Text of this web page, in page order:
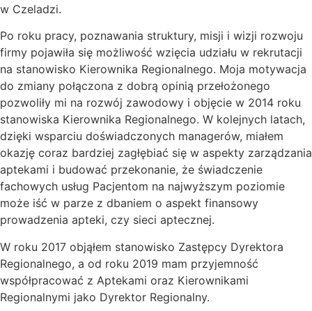
w Czeladzi.
Po roku pracy, poznawania struktury, misji i wizji rozwoju
firmy pojawiła się możliwość wzięcia udziału w rekrutacji
na stanowisko Kierownika Regionalnego. Moja motywacja
do zmiany połączona z dobrą opinią przełożonego
pozwoliły mi na rozwój zawodowy i objęcie w 2014 roku
stanowiska Kierownika Regionalnego. W kolejnych latach,
dzięki wsparciu doświadczonych managerów, miałem
okazję coraz bardziej zagłębiać się w aspekty zarządzania
aptekami i budować przekonanie, że świadczenie
fachowych usług Pacjentom na najwyższym poziomie
może iść w parze z dbaniem o aspekt finansowy
prowadzenia apteki, czy sieci aptecznej.
W roku 2017 objąłem stanowisko Zastępcy Dyrektora
Regionalnego, a od roku 2019 mam przyjemność
współpracować z Aptekami oraz Kierownikami
Regionalnymi jako Dyrektor Regionalny.